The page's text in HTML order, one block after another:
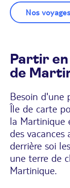
Nos
Partir
de
Besoin d'une
Île de carte
la Martinique
des vacances
derrière soi
une terre de
Martinique.